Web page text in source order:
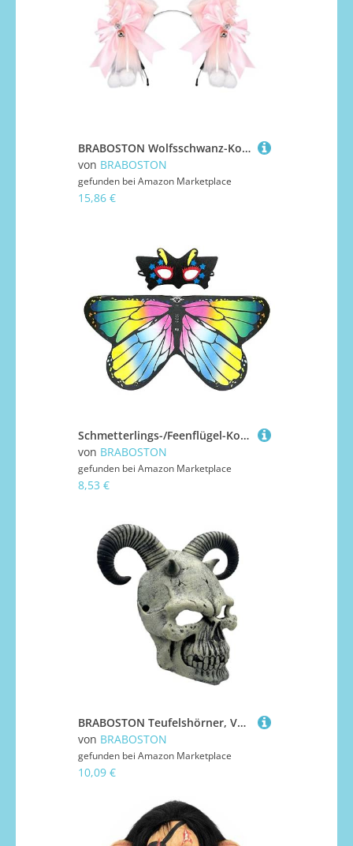
BRABOSTON Wolfsschwanz-Kostüm, pelziger Wolfsschwanz, Schleife, Stirnband, Halloween, Cosplay, Zubehör für Damen, Maskerade, Weihnachten, Rollenspiel, modisches Accessoire für Damen
von BRABOSTON
gefunden bei Amazon Marketplace
15,86 €
Schmetterlings-/Feenflügel-Kostüm für Geburtstag, Party, Halloween, Augenmaske für Kinder, Schmetterlinge, Engelsflügel-Kostüm für Damen
von BRABOSTON
gefunden bei Amazon Marketplace
8,53 €
BRABOSTON Teufelshörner, Vollgesichtsabdeckung, PU-Schaum, gruselig, Cosplay, für Halloween-Partys & Spukheim-Kostüme, Teufelsdämonen
von BRABOSTON
gefunden bei Amazon Marketplace
10,09 €